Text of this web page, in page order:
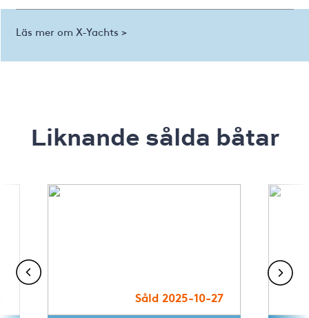
Läs mer om X-Yachts >
Liknande sålda båtar
Såld 2025-10-27